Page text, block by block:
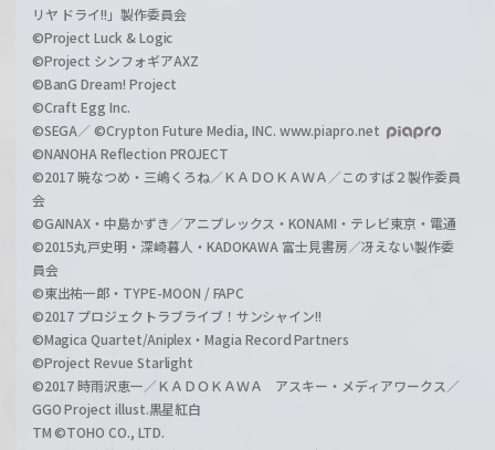
リヤ ドライ!!」製作委員会
©Project Luck & Logic
©Project シンフォギアAXZ
©BanG Dream! Project
©Craft Egg Inc.
©SEGA／ ©Crypton Future Media, INC. www.piapro.net
©NANOHA Reflection PROJECT
©2017 暁なつめ・三嶋くろね／ＫＡＤＯＫＡＷＡ／このすば２製作委員
会
©GAINAX・中島かずき／アニプレックス・KONAMI・テレビ東京・電通
©2015丸戸史明・深崎暮人・KADOKAWA 富士見書房／冴えない製作委
員会
©東出祐一郎・TYPE-MOON / FAPC
©2017 プロジェクトラブライブ！サンシャイン!!
©Magica Quartet/Aniplex・Magia Record Partners
©Project Revue Starlight
©2017 時雨沢恵一／ＫＡＤＯＫＡＷＡ アスキー・メディアワークス／
GGO Project illust.黒星紅白
TM ©TOHO CO., LTD.